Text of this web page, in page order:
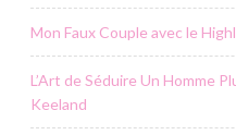
Mon Faux Couple avec le
L’Art de Séduire Un Homme
Keeland